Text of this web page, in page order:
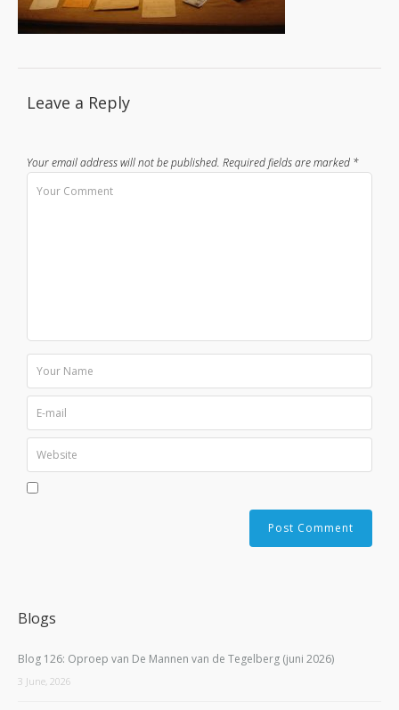
Leave a Reply
Your email address will not be published. Required fields are marked *
Blogs
Blog 126: Oproep van De Mannen van de Tegelberg (juni 2026)
3 June, 2026